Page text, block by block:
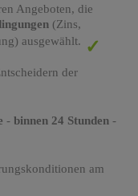
Angeboten, die
(Zins,
ausgewählt.
der
- binnen 24 Stunden-
am